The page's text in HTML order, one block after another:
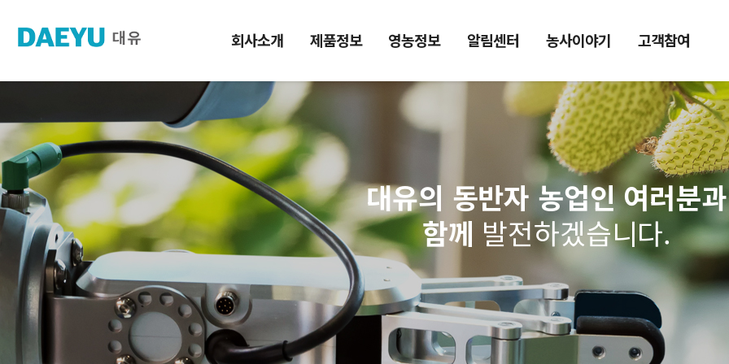
회사소개 제품정보 영농정보 알림센터 농사이야기 고객참여
대유의 동반자 농업인 여러분과
함께 발전하겠습니다.